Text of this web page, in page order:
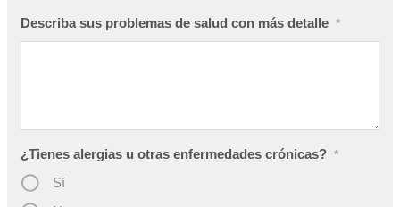
Describa sus problemas de salud con más detalle *
¿Tienes alergias u otras enfermedades crónicas? *
Sí